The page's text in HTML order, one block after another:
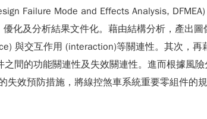
Failure Mode and Effects Analysis,
化及分析結果文件化。藉由結構分析，產出
與交互作用 (interaction)等關連性。其次，
間的功能關連性及失效關連性。進而根據風
失效預防措施，將線控煞車系統重要零組件